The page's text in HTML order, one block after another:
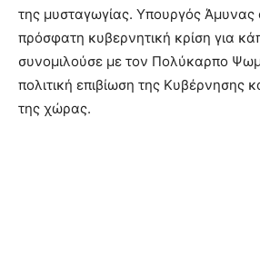
της μυσταγωγίας. Υπουργός Άμυνας
πρόσφατη κυβερνητική κρίση για
συνομιλούσε με τον Πολύκαρπο
πολιτική επιβίωση της Κυβέρνησης
της χώρας.